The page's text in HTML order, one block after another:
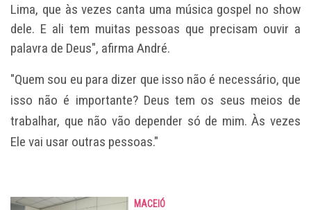
Lima, que às vezes canta uma música gospel no show
dele. E ali tem muitas pessoas que precisam ouvir a
palavra de Deus", afirma André.
"Quem sou eu para dizer que isso não é necessário, que
isso não é importante? Deus tem os seus meios de
trabalhar, que não vão depender só de mim. Às vezes
Ele vai usar outras pessoas."
MACEIÓ